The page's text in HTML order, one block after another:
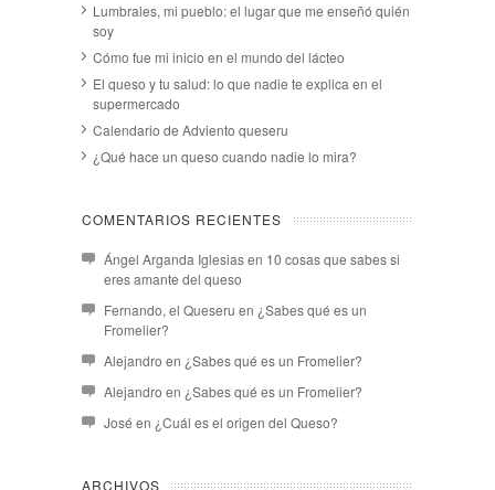
Lumbrales, mi pueblo: el lugar que me enseñó quién
soy
Cómo fue mi inicio en el mundo del lácteo
El queso y tu salud: lo que nadie te explica en el
supermercado
Calendario de Adviento queseru
¿Qué hace un queso cuando nadie lo mira?
COMENTARIOS RECIENTES
Ángel Arganda Iglesiasen 10 cosas que sabes si
eres amante del queso
Fernando, el Queseru en ¿Sabes qué es un
Fromelier?
Alejandro en ¿Sabes qué es un Fromelier?
Alejandro en ¿Sabes qué es un Fromelier?
José en ¿Cuál es el origen del Queso?
ARCHIVOS